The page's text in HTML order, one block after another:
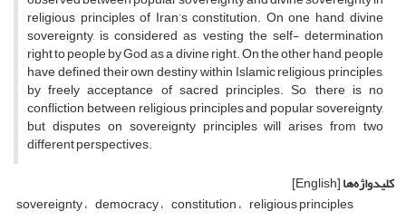
religious principles of Iran’s constitution. On one hand, divine
sovereignty, is considered as vesting the self- determination
right to people by God, as a divine right. On the other hand, people
have defined their own destiny within Islamic religious principles,
by freely acceptance of sacred principles. So, there is no
confliction between religious principles and popular sovereignty,
but disputes on sovereignty principles will arises from two
different perspectives.
کلیدواژه‌ها[English]
sovereignty democracy constitution religious principles